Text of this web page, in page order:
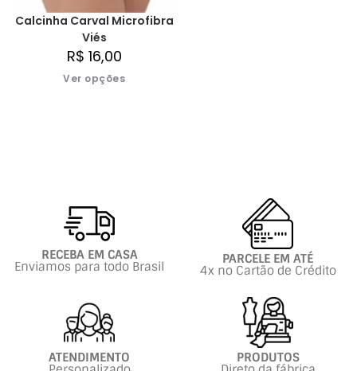
Calcinha Carval Microfibra
Viés
R$ 16,00
Ver opções
RECEBA EM CASA
Enviamos para todo Brasil PARCELE EM ATÉ
4x no Cartão de Crédito
ATENDIMENTO PRODUTOS